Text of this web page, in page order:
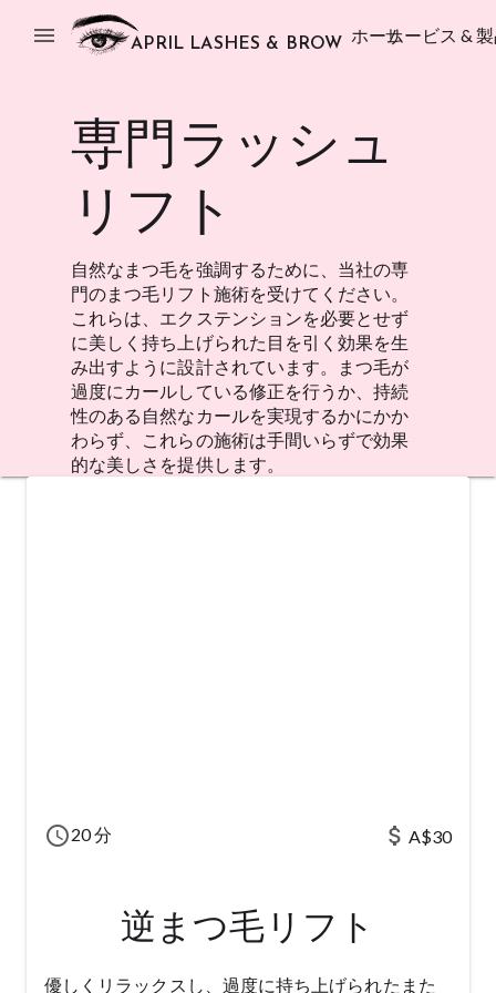
menu APRIL LASHES & BROW ホームサービス &
専門ラッシュ
リフト
自然なまつ毛を強調するために、当社の専
門のまつ毛リフト施術を受けてください。
これらは、エクステンションを必要とせず
に美しく持ち上げられた目を引く効果を生
み出すように設計されています。まつ毛が
過度にカールしている修正を行うか、持続
性のある自然なカールを実現するかにかか
わらず、これらの施術は手間いらずで効果
的な美しさを提供します。
schedule20 分 attach_money A$30
逆まつ毛リフト
優しくリラックスし、過度に持ち上げられたまた